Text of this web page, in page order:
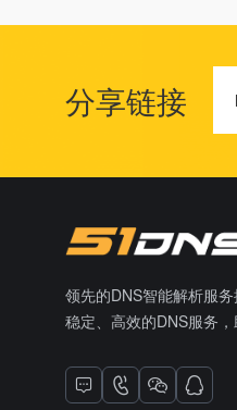
分享链接
领先的DNS智能解析服务
稳定、高效的DNS服务，